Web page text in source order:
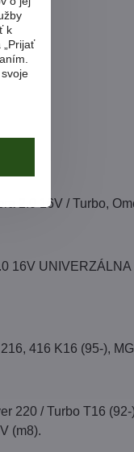
2.0 16V / Turbo,
16V
416 K16 (95-),
220 / Turbo T16
(m8).
k